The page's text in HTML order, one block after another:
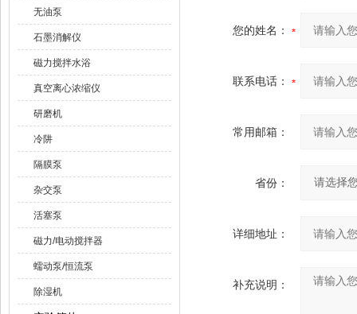
无油泵
石墨消解仪
磁力搅拌水浴
真空离心浓缩仪
研磨机
冷阱
隔膜泵
杂交泵
活塞泵
磁力/电动搅拌器
蠕动泵/恒流泵
除湿机
您的姓名：
联系电话：
常用邮箱：
省份：
详细地址：
补充说明：